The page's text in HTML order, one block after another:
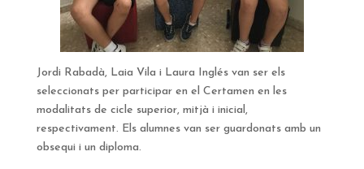
Jordi Rabadà, Laia Vila i Laura Inglés van ser els
seleccionats per participar en el Certamen en les
modalitats de cicle superior, mitjà i inicial,
respectivament. Els alumnes van ser guardonats amb un
obsequi i un diploma.